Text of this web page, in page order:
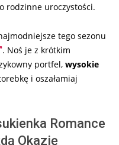
rodzinne uroczystości.
tego sezonu
. Noś je z krótkim
portfel, wysokie
i oszałamiaj
Romance
Okazję